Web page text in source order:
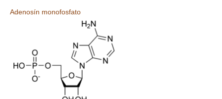
Adenosín monofosfato